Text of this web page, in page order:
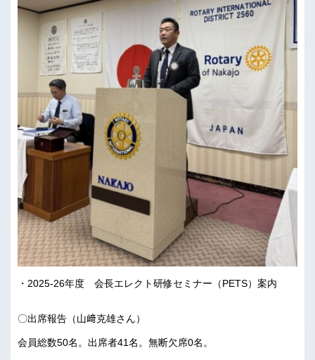
・2025-26年度 会長エレクト研修セミナー（PETS）案内
〇出席報告（山﨑克雄さん）
会員総数50名。出席者41名。無断欠席0名。